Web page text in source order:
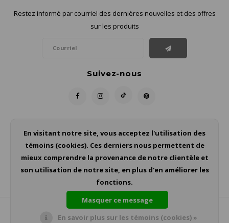
Restez informé par courriel des dernières nouvelles et des offres
sur les produits
Suivez-nous
Service à la clientèle
Mon compte
En visitant notre site, vous acceptez l'utilisation des
témoins (cookies). Ces derniers nous permettent de
mieux comprendre la provenance de notre clientèle et
son utilisation de notre site, en plus d'en améliorer les
fonctions.
Masquer ce message
En savoir plus sur les témoins (cookies) »